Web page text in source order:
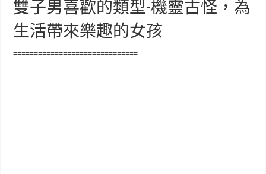
雙子男喜歡的類型-機靈古怪，為
生活帶來樂趣的女孩
==============================